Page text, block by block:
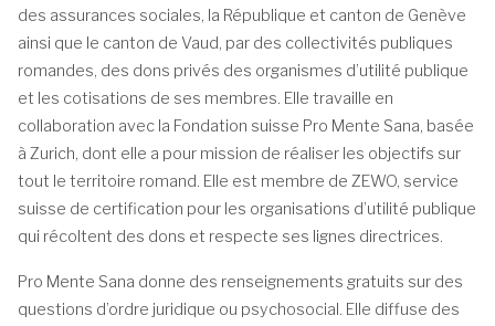
des assurances sociales, la République et canton de Genève
ainsi que le canton de Vaud, par des collectivités publiques
romandes, des dons privés des organismes d’utilité publique
et les cotisations de ses membres. Elle travaille en
collaboration avec la Fondation suisse Pro Mente Sana, basée
à Zurich, dont elle a pour mission de réaliser les objectifs sur
tout le territoire romand. Elle est membre de ZEWO, service
suisse de certification pour les organisations d’utilité publique
qui récoltent des dons et respecte ses lignes directrices.
Pro Mente Sana donne des renseignements gratuits sur des
questions d’ordre juridique ou psychosocial. Elle diffuse des